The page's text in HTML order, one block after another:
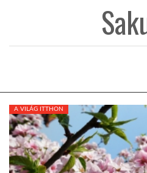
HÍR3D
TROPICALMAGAZIN
GLOBOTV
A VILÁG ITTHON